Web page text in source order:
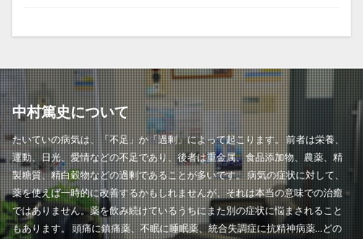
中村篤史について
たいていの病気は、「不足」か「過剰」によって起こります。 前者は栄養、
運動、日光、愛情などの不足であり、後者は重金属、食品添加物、農薬、精
製糖質、精白穀物などの過剰であることが多いです。 病気の症状に対して、
薬を使えば一時的に改善するかもしれませんが、それは本当の意味での治癒
ではありません。薬を飲み続けているうちにまた別の症状に悩まされること
もあります。 頭痛に鎮痛薬、不眠に睡眠薬、統合失調症に抗精神病薬…どの